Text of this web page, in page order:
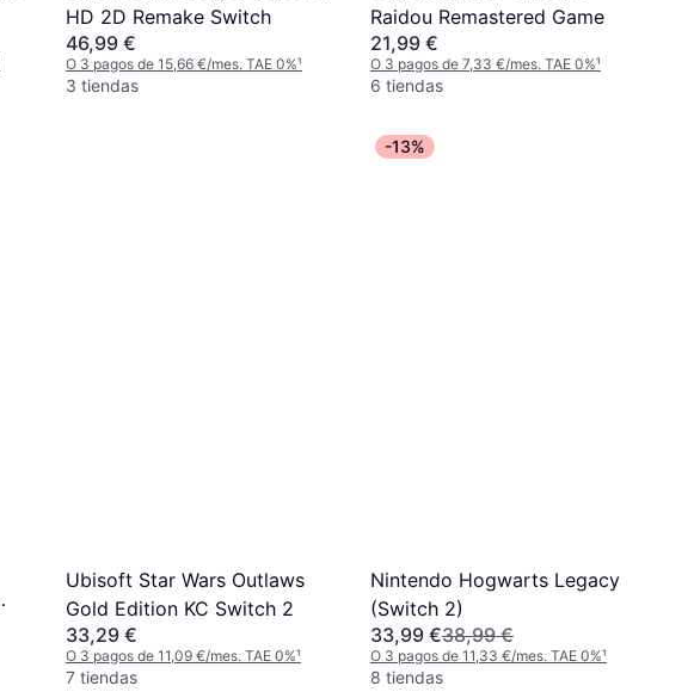
HD 2D Remake Switch
46,99 €
O 3 pagos de 15,66 €/mes. TAE 0%¹
3 tiendas
Raidou Remastered Game
21,99 €
O 3 pagos de 7,33 €/mes. TAE 0%¹
6 tiendas
Ubisoft Star Wars Outlaws
Gold Edition KC Switch 2
33,29 €
O 3 pagos de 11,09 €/mes. TAE 0%¹
7 tiendas
-13%
Nintendo Hogwarts Legacy
(Switch 2)
33,99 €38,99 €
O 3 pagos de 11,33 €/mes. TAE 0%¹
8 tiendas